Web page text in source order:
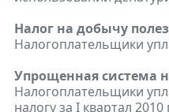
Налог на добычу
Налогоплательщики
Упрощенная система
Налогоплательщики
налогу за I квартал 2010